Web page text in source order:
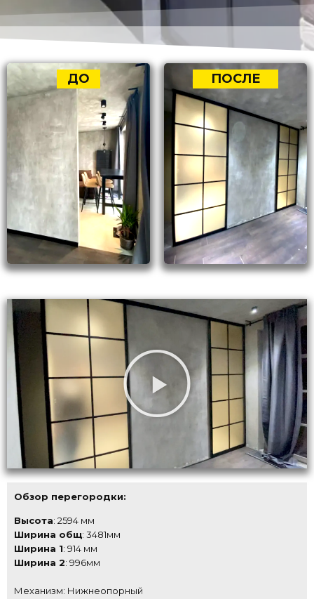
ДО ПОСЛЕ
Обзор перегородки:
Высота: 2594 мм
Ширина общ: 3481мм
Ширина 1: 914 мм
Ширина 2: 996мм
Механизм: Нижнеопорный